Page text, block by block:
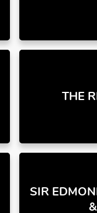
THE
SIR